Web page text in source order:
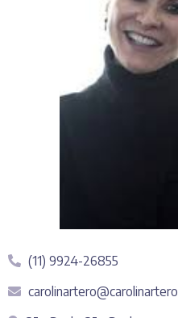
(11) 9924-26855
carolinartero@carolinartero